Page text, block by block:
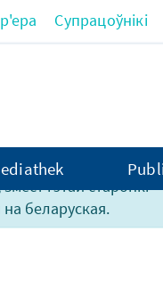
гэтай старонкі
беларуская.
Супрацоўнікі
Personen